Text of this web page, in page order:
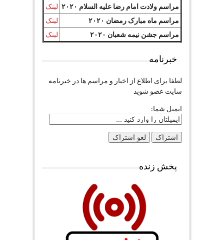
مراسم ولادت امام رضا علیه السلام ۲۰۲۰
لینک
مراسم ماه مبارک رمضان ۲۰۲۰
لینک
مراسم جشن نیمه شعبان ۲۰۲۰
لینک
خبرنامه
لطفا برای اطلاع از اخبار و مراسم ها در خبرنامه
سایت عضو شوید
ایمیل شما:
پخش زنده